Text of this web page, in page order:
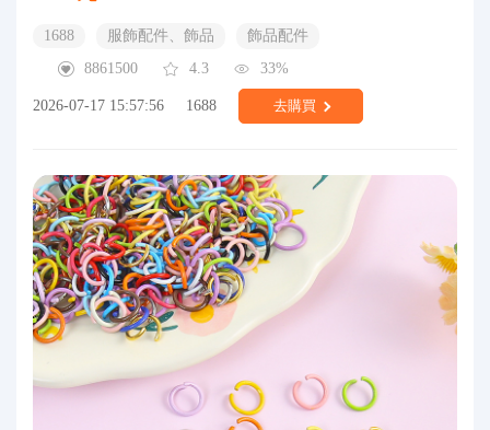
1688 服飾配件、飾品
飾品配件
8861500
4.3 33%
2026-07-17 15:57:56 1688 去購買